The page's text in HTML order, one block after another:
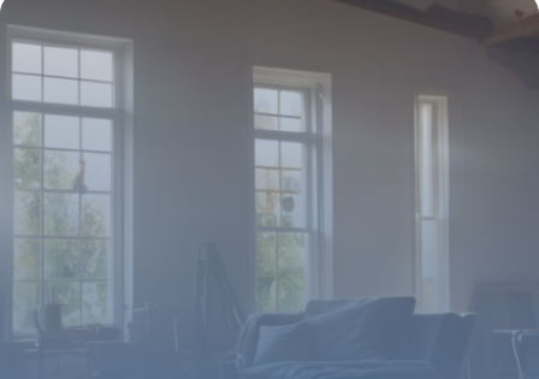
9 mai 2026